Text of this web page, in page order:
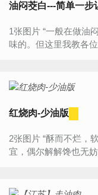
油闷茭白---简单一步
1张图片 “一般在做油闷菜的时候都是先放油再放主料，然后调
味的。但这里我教各
红烧肉-少油版
2张图片 “酥而不烂，软糯弹牙，随香但少吃为宜，少油更为
宜，偶尔解解馋也无